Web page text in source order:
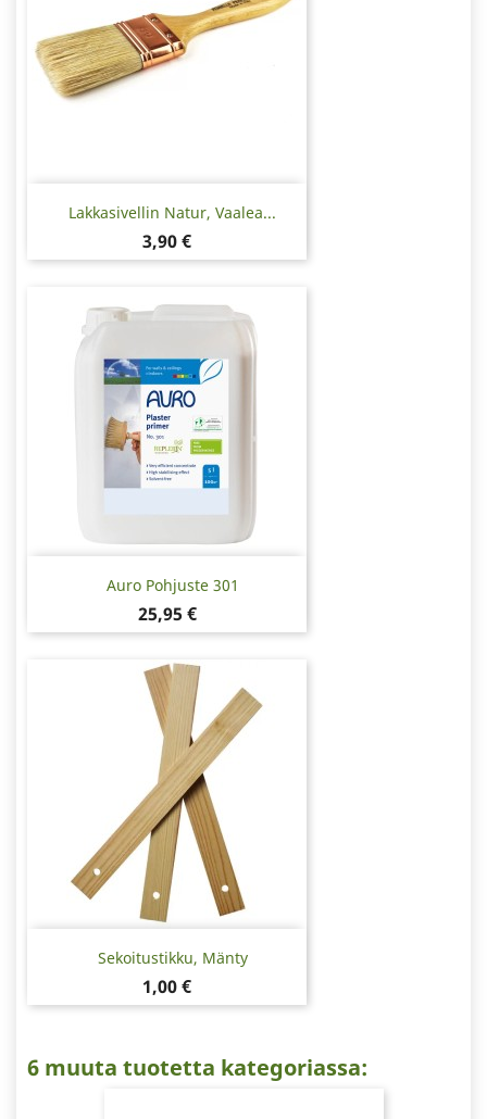
Lakkasivellin Natur, Vaalea...
Hinta
3,90 €
Auro Pohjuste 301
Hinta
25,95 €
Sekoitustikku, Mänty
Hinta
1,00 €
6 muuta tuotetta kategoriassa: